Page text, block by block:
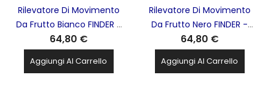
Rilevatore Di Movimento
Da Frutto Bianco FINDER -
189182300040
64,80 €
Aggiungi Al Carrello
Rilevatore Di Movimento
Da Frutto Nero FINDER -
189182300042
64,80 €
Aggiungi Al Carrello